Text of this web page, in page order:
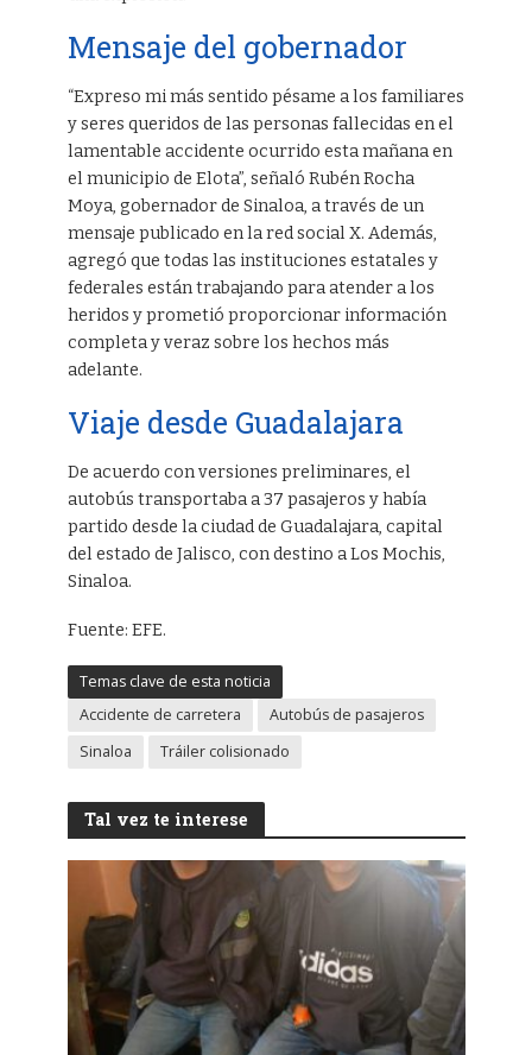
Mensaje del gobernador
“Expreso mi más sentido pésame a los familiares
y seres queridos de las personas fallecidas en el
lamentable accidente ocurrido esta mañana en
el municipio de Elota”, señaló Rubén Rocha
Moya, gobernador de Sinaloa, a través de un
mensaje publicado en la red social X. Además,
agregó que todas las instituciones estatales y
federales están trabajando para atender a los
heridos y prometió proporcionar información
completa y veraz sobre los hechos más
adelante.
Viaje desde Guadalajara
De acuerdo con versiones preliminares, el
autobús transportaba a 37 pasajeros y había
partido desde la ciudad de Guadalajara, capital
del estado de Jalisco, con destino a Los Mochis,
Sinaloa.
Fuente: EFE.
Temas clave de esta noticia
Accidente de carretera
Autobús de pasajeros
Sinaloa
Tráiler colisionado
Tal vez te interese